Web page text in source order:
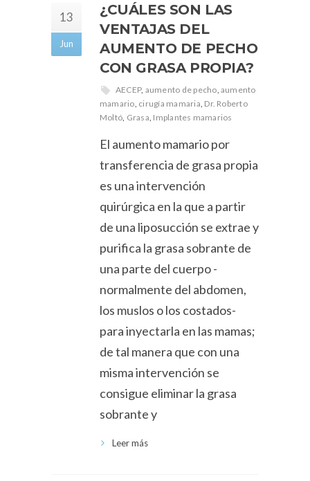
13
Jun
¿CUÁLES SON LAS
VENTAJAS DEL
AUMENTO DE PECHO
CON GRASA PROPIA?
AECEP, aumento de pecho ,aumento
mamario cirugía mamaria Dr. Roberto
Moltó Grasa Implantes mamarios
El aumento mamario por
transferencia de grasa propia
es una intervención
quirúrgica en la que a partir
de una liposucción se extrae y
purifica la grasa sobrante de
una parte del cuerpo -
normalmente del abdomen,
los muslos o los costados-
para inyectarla en las mamas;
de tal manera que con una
misma intervención se
consigue eliminar la grasa
sobrante y
Leer más